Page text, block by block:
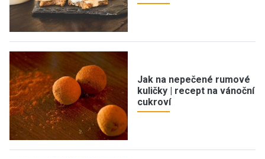
Jak na nepečené rumové
kuličky | recept na vánoční
cukroví